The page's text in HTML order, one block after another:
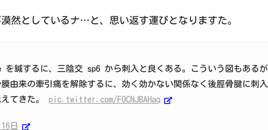
然としているナ…と、思い返す運びとなりますた。
するに、三陰交 sp6 から刺入と良くある。こういう図もあるが
由来の牽引痛を解除するに、効く効かない関係なく後脛骨腱に刺入
てきた。 pic.twitter.com/F0CNJBAHaq
日